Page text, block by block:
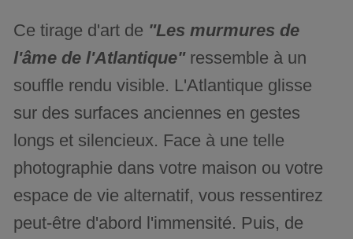
Ce tirage d'art de "Les murmures de
l'âme de l'Atlantique"ressemble à un
souffle rendu visible. L'Atlantique glisse
sur des surfaces anciennes en gestes
longs et silencieux. Face à une telle
photographie dans votre maison ou votre
espace de vie alternatif, vous ressentirez
peut-être d'abord l'immensité. Puis, de